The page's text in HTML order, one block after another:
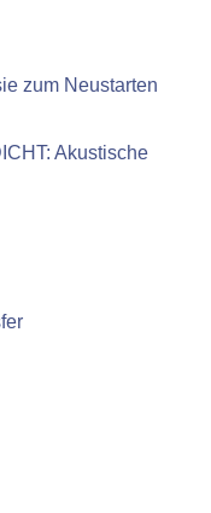
zum Neustarten
Akustische